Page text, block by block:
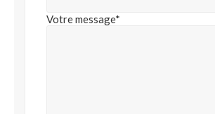
Votre message*